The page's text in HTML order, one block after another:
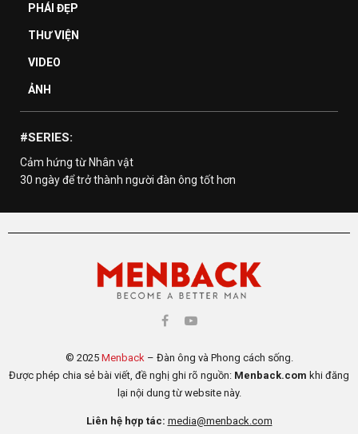
PHÁI ĐẸP
THƯ VIỆN
VIDEO
ẢNH
#SERIES:
Cảm hứng từ Nhân vật
30 ngày để trở thành người đàn ông tốt hơn
© 2025 Menback – Đàn ông và Phong cách sống.
Được phép chia sẻ bài viết, đề nghị ghi rõ nguồn: Menback.com khi đăng
lại nội dung từ website này.
Liên hệ hợp tác: media@menback.com